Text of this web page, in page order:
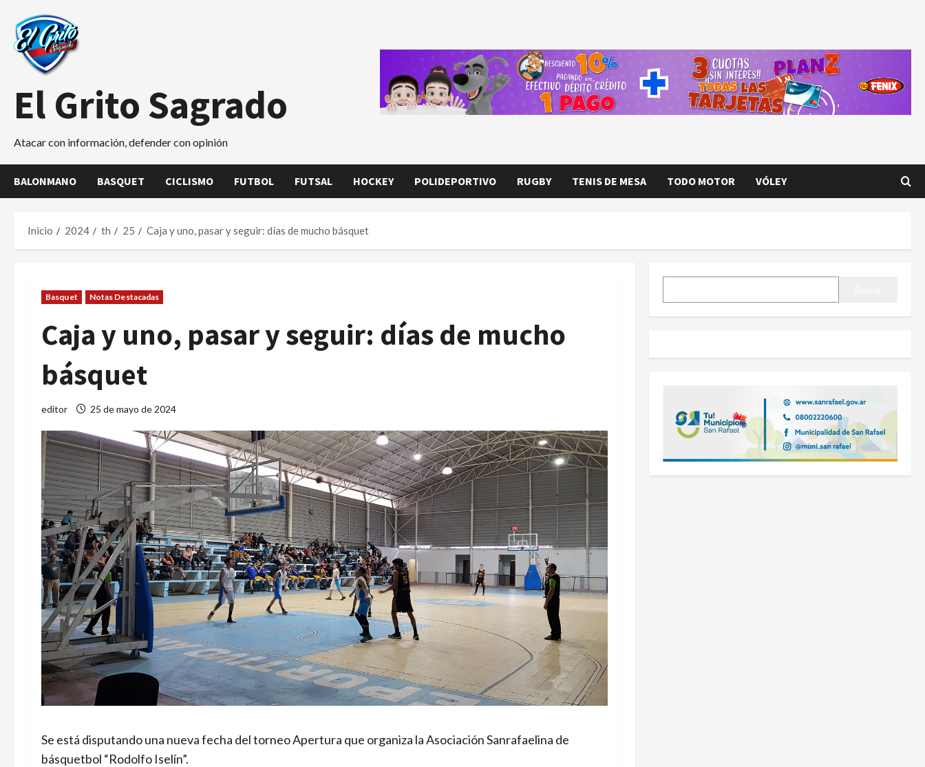
contenido
El Grito Sagrado
Atacar con información, defender con opinión
BALONMANO BASQUET CICLISMO FUTBOL FUTSAL HOCKEY POLIDEPORTIVO RUGBY TENIS DE MESA TODO MOTOR VÓLEY
Inicio 2024 th 25 Caja y uno, pasar y seguir: días de mucho básquet
Basquet Notas Destacadas
Caja y uno, pasar y seguir: días de mucho
básquet
editor 25 de mayo de 2024
Se está disputando una nueva fecha del torneo Apertura que organiza la Asociación Sanrafaelina de
básquetbol “Rodolfo Iselín”.